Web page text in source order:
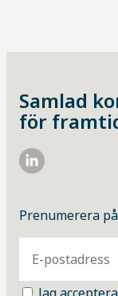
Samlad
för
Prenumerera
Jag